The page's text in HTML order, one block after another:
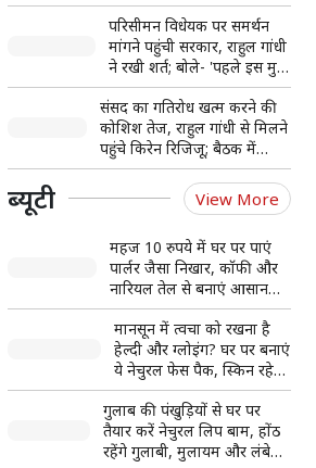
राहुल गांधी और किरेन रिजिजू की
लंबी बैठक
परिसीमन विधेयक पर समर्थन
मांगने पहुंची सरकार, राहुल गांधी
ने रखी शर्त; बोले- 'पहले इस मुद्दे
पर हो चर्चा'
संसद का गतिरोध खत्म करने की
कोशिश तेज, राहुल गांधी से मिलने
पहुंचे किरेन रिजिजू; बैठक में
प्रियंका गांधी भी रहीं मौजूद
ब्यूटी View More
महज 10 रुपये में घर पर पाएं
पार्लर जैसा निखार, कॉफी और
नारियल तेल से बनाएं आसान
DIY फेस पैक
मानसून में त्वचा को रखना है
हेल्दी और ग्लोइंग? घर पर बनाएं
ये नेचुरल फेस पैक, स्किन रहेगी
फ्रेश
गुलाब की पंखुड़ियों से घर पर
तैयार करें नेचुरल लिप बाम, होंठ
रहेंगे गुलाबी, मुलायम और लंबे